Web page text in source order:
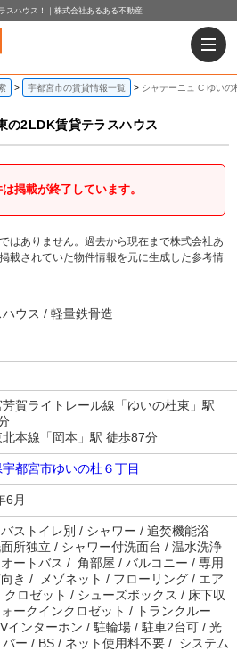
スハウス！｜株式会社あるある不動産
宇都宮市の賃貸情報一覧 シャテーニュ C ゆい
の2LDK賃貸テラスハウス
掲載が終了しています。
はありません。過去から現在まで株式会社あ
載されていた物件情報を元に生成した参考情
ハウス / 軽量鉄骨造
賀ライトレール線「ゆいの杜東」駅
北本線「岡本」駅 徒歩87分
都宮市ゆいの杜６丁目
6月
ストイレ別 / シャワー / 追焚機能浴
所独立 / シャワー付洗面台 / 温水洗浄
ートバス / 角部屋 / バルコニー / 専用
き / メゾネット / フローリング / エア
ロゼット / シューズボックス / 床下収
ークインクロゼット / トランクルー
インターホン / 駐輪場 / 駐車2台可 / 光
バー / BS / ネット使用料不要 / システム